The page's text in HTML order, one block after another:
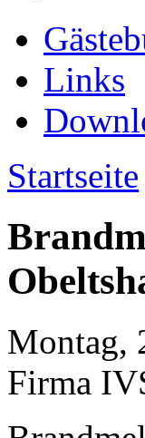
Spezial
Links
Startseite